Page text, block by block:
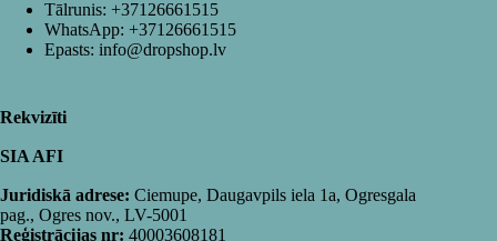
Tālrunis: +37126661515
WhatsApp: +37126661515
Epasts: info@dropshop.lv
Rekvizīti
SIA AFI
Juridiskā adrese: Ciemupe, Daugavpils iela 1a, Ogresgala
pag., Ogres nov., LV-5001
Reģistrācijas nr: 40003608181